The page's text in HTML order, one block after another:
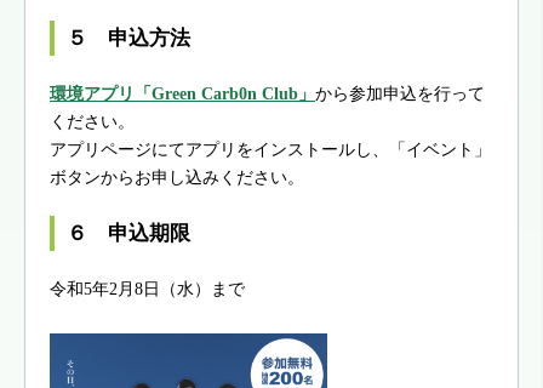
５ 申込方法
環境アプリ「Green Carb0n Club」 から参加申込を行って
ください。
アプリページにてアプリをインストールし、「イベント」
ボタンからお申し込みください。
６ 申込期限
令和5年2月8日（水）まで